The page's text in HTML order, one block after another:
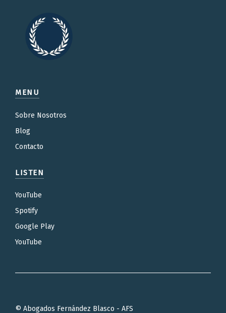
MENU
Sobre Nosotros
Blog
Contacto
LISTEN
YouTube
Spotify
Google Play
YouTube
© Abogados Fernández Blasco - AFS